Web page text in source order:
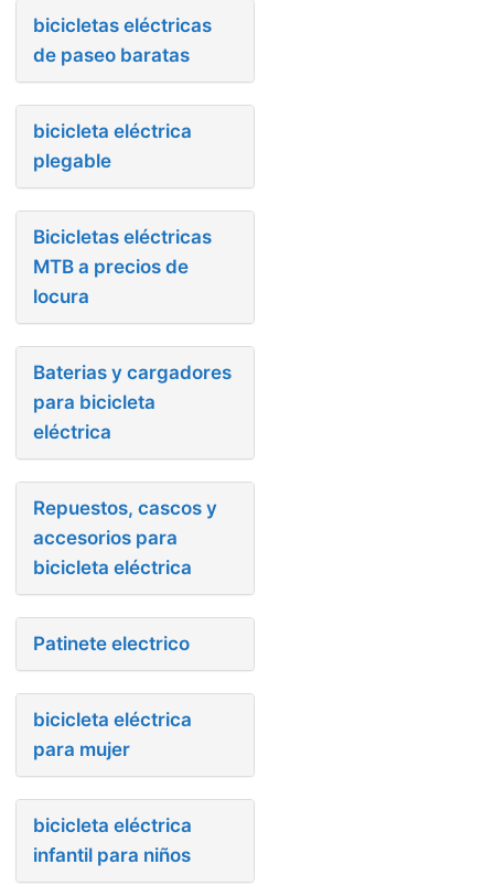
bicicletas eléctricas
de paseo baratas
bicicleta eléctrica
plegable
Bicicletas eléctricas
MTB a precios de
locura
Baterias y cargadores
para bicicleta
eléctrica
Repuestos, cascos y
accesorios para
bicicleta eléctrica
Patinete electrico
bicicleta eléctrica
para mujer
bicicleta eléctrica
infantil para niños